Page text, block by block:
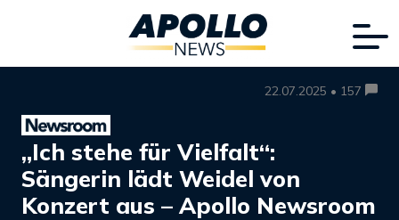
22.07.2025 • 157
„Ich stehe für Vielfalt“:
Sängerin lädt Weidel von
Konzert aus – Apollo Newsroom